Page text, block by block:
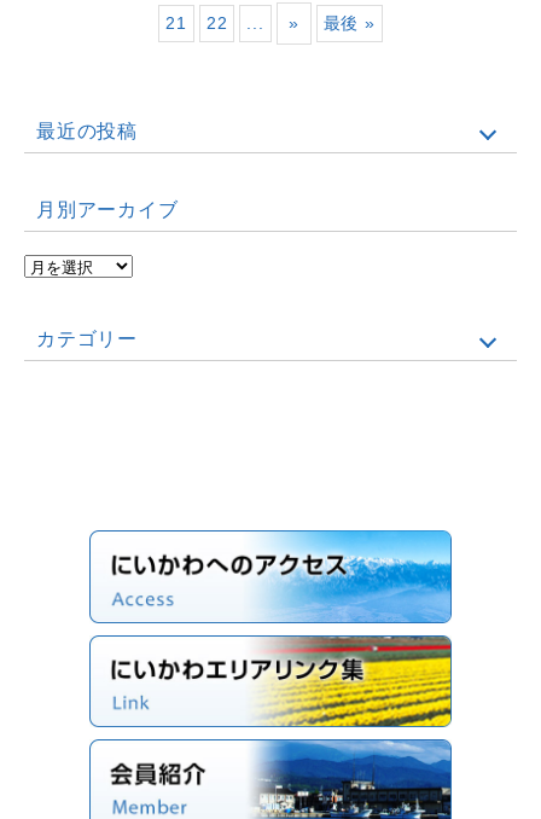
21 22 » 最後 »
最近の投稿
月別アーカイブ
カテゴリー